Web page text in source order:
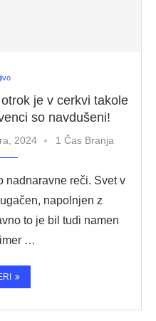
je v cerkvi takole
so navdušeni!
2024 1 Čas Branja
nadnaravne reči. Svet v
napolnjen z
to je bil tudi namen
…